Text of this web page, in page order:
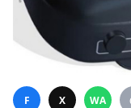
F X WA